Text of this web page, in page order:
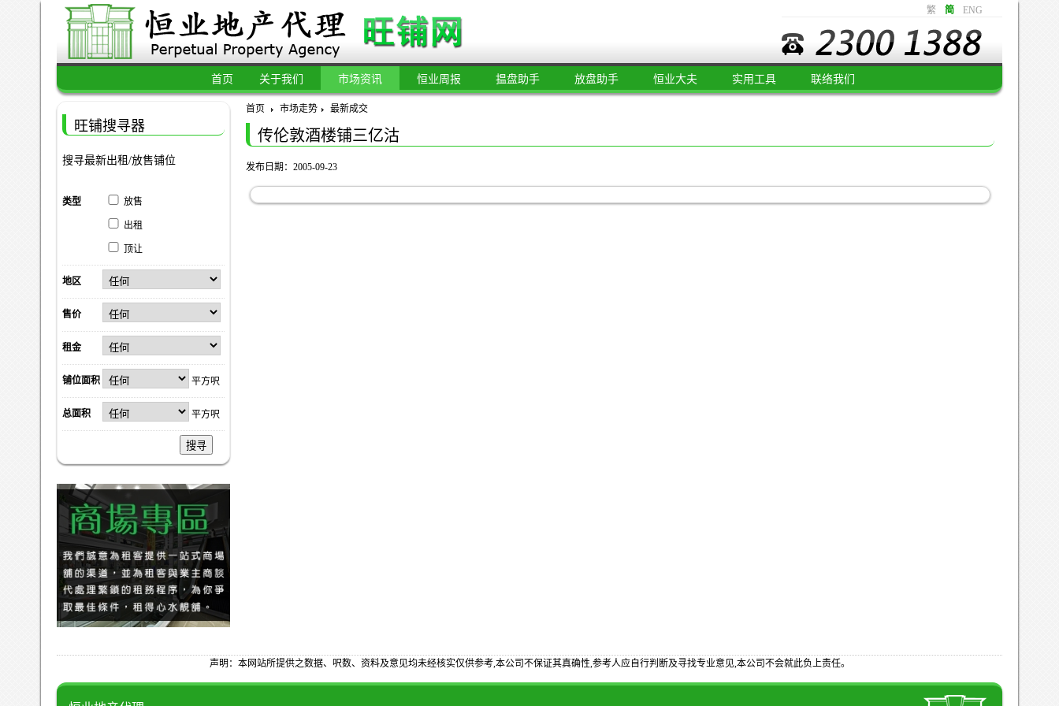
繁 简 ENG
首页 关于我们 市场资讯 恒业周报 揾盘助手 放盘助手 恒业大夫 实用工具 联络我们
首页 市场走势 最新成交
传伦敦酒楼铺三亿沽
发布日期：2005-09-23
旺铺搜寻器
搜寻最新出租/放售铺位
类型 放售
出租
顶让
地区
售价
租金
铺位面积 平方呎
总面积 平方呎
搜寻
声明：本网站所提供之数据、呎数、资料及意见均未经核实仅供参考,本公司不保证其真确性,参考人应自行判断及寻找专业意见,本公司不会就此负上责任。